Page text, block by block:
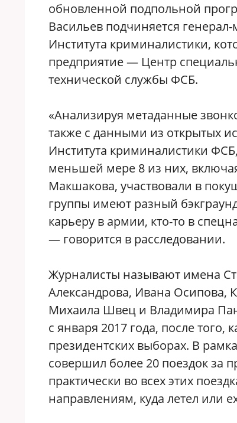
обновленной подпольной
Васильев подчиняется
Института криминалистики,
предприятие — Центр
технической службы ФСБ.
«Анализируя метаданные
также с данными из открытых
Института криминалистики
меньшей мере 8 из них,
Макшакова, участвовали в
группы имеют разный
карьеру в армии, кто-то в
— говорится в расследовании.
Журналисты называют имена
Александрова, Ивана Осипова,
Михаила Швец и Владимира
с января 2017 года, после того,
президентских выборах. В
совершил более 20 поездок за
практически во всех этих
направлениям, куда летел или